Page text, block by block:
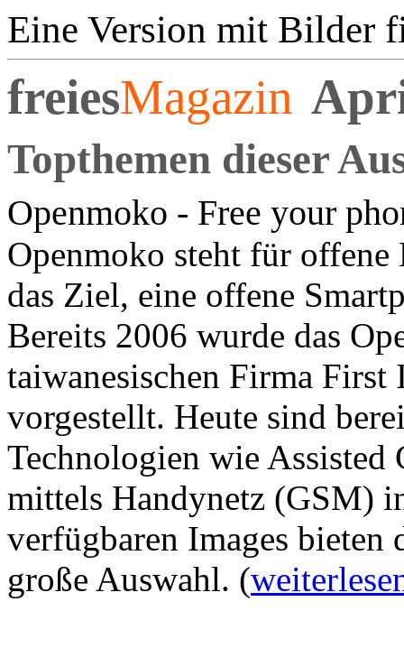
Eine Version mit Bilder
freiesMagazin
Topthemen dieser
Openmoko - Free your
Openmoko steht für
das Ziel, eine offene
Bereits 2006 wurde das
taiwanesischen Firma
vorgestellt. Heute sind
Technologien wie
mittels Handynetz (GSM)
verfügbaren Images bieten
große Auswahl. (